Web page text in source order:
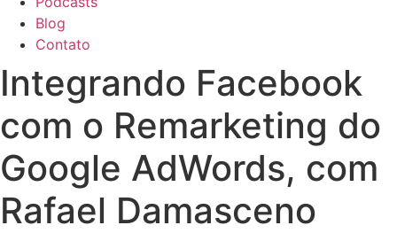
Blog
Contato
Integrando Facebook
com o Remarketing do
Google AdWords, com
Rafael Damasceno